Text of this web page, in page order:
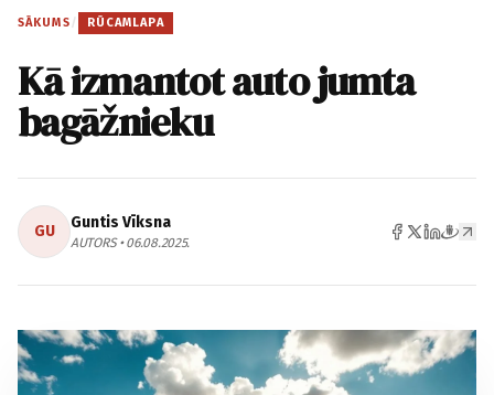
SĀKUMS / RŪCAMLAPA
Kā izmantot auto jumta
bagāžnieku
GU Guntis Vīksna
AUTORS • 06.08.2025.